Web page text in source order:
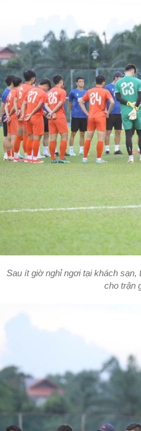
Sau ít giờ nghỉ ngơi tại khách sạn,
cho trận